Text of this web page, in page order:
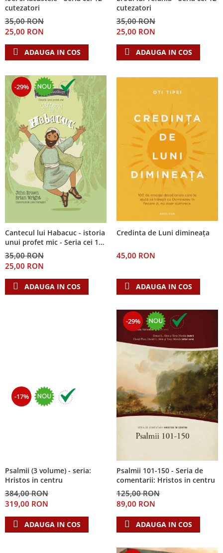
cutezatori
35,00 RON
25,00 RON
ADAUGA IN COS
cutezatori
35,00 RON
25,00 RON
ADAUGA IN COS
-29%
Cantecul lui Habacuc - istoria
unui profet mic - Seria cei 12
cutezatori
35,00 RON
25,00 RON
ADAUGA IN COS
Credinta de Luni dimineața
45,00 RON
ADAUGA IN COS
-17%
Psalmii (3 volume) - seria:
Hristos in centru
384,00 RON
319,00 RON
ADAUGA IN COS
-29%
Psalmii 101-150 - Seria de
comentarii: Hristos in centru
125,00 RON
89,00 RON
ADAUGA IN COS